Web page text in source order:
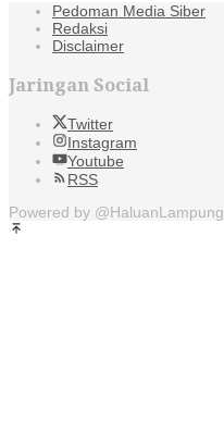
Pedoman Media Siber
Redaksi
Disclaimer
Jaringan Social
Twitter
Instagram
Youtube
RSS
Powered by @HaluanLampung